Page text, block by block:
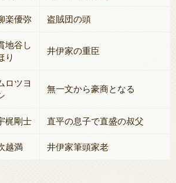
楽優弥 盗賊団の頭
地谷し
り
井伊家の重臣
ロツヨ
無一文から豪商となる
梶剛士 直平の息子で直盛の叔父
越満 井伊家筆頭家老